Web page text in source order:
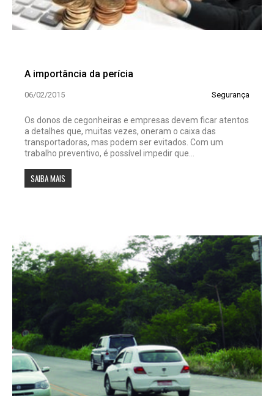
A importância da perícia
06/02/2015 Segurança
Os donos de cegonheiras e em­presas devem ficar atentos
a detalhes que, muitas vezes, oneram o caixa das
transportadoras, mas podem ser evitados. Com um
trabalho preventivo, é possível impedir que...
SAIBA MAIS